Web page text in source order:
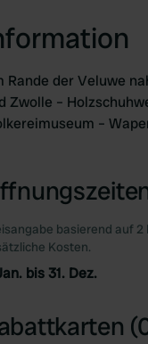
Rande der Veluwe
Zwolle –
–
basierend auf
Kosten.
bis 31. Dez.